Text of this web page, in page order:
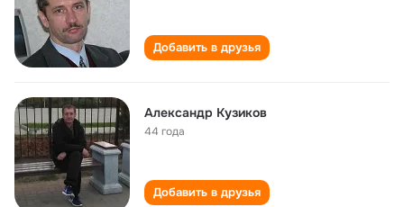
Добавить в друзья
Александр Кузиков
44 года
Добавить в друзья